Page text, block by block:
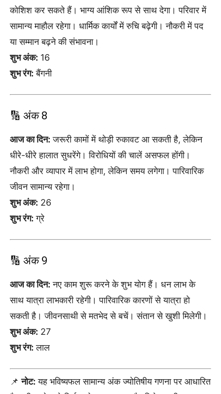
कोशिश कर सकते हैं। भाग्य आंशिक रूप से साथ देगा। परिवार में
सामान्य माहौल रहेगा। धार्मिक कार्यों में रुचि बढ़ेगी। नौकरी में पद
या सम्मान बढ़ने की संभावना।
शुभ अंक: 16
शुभ रंग: बैंगनी
🔢 अंक 8
आज का दिन: जरूरी कामों में थोड़ी रुकावट आ सकती है, लेकिन
धीरे-धीरे हालात सुधरेंगे। विरोधियों की चालें असफल होंगी।
नौकरी और व्यापार में लाभ होगा, लेकिन समय लगेगा। पारिवारिक
जीवन सामान्य रहेगा।
शुभ अंक: 26
शुभ रंग: ग्रे
🔢 अंक 9
आज का दिन: नए काम शुरू करने के शुभ योग हैं। धन लाभ के
साथ यात्रा लाभकारी रहेगी। पारिवारिक कारणों से यात्रा हो
सकती है। जीवनसाथी से मतभेद से बचें। संतान से खुशी मिलेगी।
शुभ अंक: 27
शुभ रंग: लाल
📌नोट: यह भविष्यफल सामान्य अंक ज्योतिषीय गणना पर आधारित